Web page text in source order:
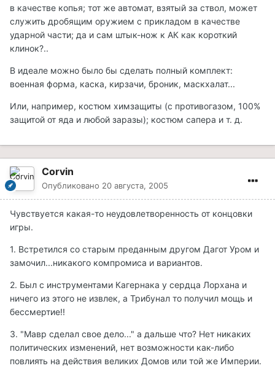
в качестве копья; тот же автомат, взятый за ствол, может
служить дробящим оружием с прикладом в качестве
ударной части; да и сам штык-нож к АК как короткий
клинок?..
В идеале можно было бы сделать полный комплект:
военная форма, каска, кирзачи, броник, маскхалат...
Или, например, костюм химзащиты (с противогазом, 100%
защитой от яда и любой заразы); костюм сапера и т. д.
Corvin
Опубликовано 20 августа, 2005
Чувствуется какая-то неудовлетворенность от концовки
игры.
1. Встретился со старым преданным другом Дагот Уром и
замочил...никакого компромиса и вариантов.
2. Был с инструментами Кагернака у сердца Лорхана и
ничего из этого не извлек, а Трибунал то получил мощь и
бессмертие!!
3. "Мавр сделал свое дело..." а дальше что? Нет никаких
политических изменений, нет возможности как-либо
повлиять на действия великих Домов или той же Империи.